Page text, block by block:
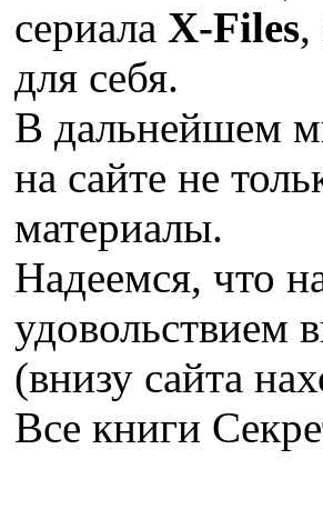
сериала X-Files,
для себя.
В дальнейшем
на сайте не
материалы.
Надеемся, что
удовольствием
(внизу сайта
Все книги